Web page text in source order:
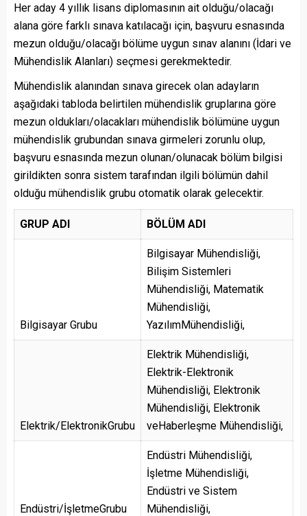
Her aday 4 yıllık lisans diplomasının ait olduğu/olacağı
alana göre farklı sınava katılacağı için, başvuru esnasında
mezun olduğu/olacağı bölüme uygun sınav alanını (İdari ve
Mühendislik Alanları) seçmesi gerekmektedir.
Mühendislik alanından sınava girecek olan adayların
aşağıdaki tabloda belirtilen mühendislik gruplarına göre
mezun oldukları/olacakları mühendislik bölümüne uygun
mühendislik grubundan sınava girmeleri zorunlu olup,
başvuru esnasında mezun olunan/olunacak bölüm bilgisi
girildikten sonra sistem tarafından ilgili bölümün dahil
olduğu mühendislik grubu otomatik olarak gelecektir.
GRUP ADI BÖLÜM ADI
Bilgisayar Grubu
Bilgisayar Mühendisliği,
Bilişim Sistemleri
Mühendisliği, Matematik
Mühendisliği,
YazılımMühendisliği,
Elektrik/ElektronikGrubu
Elektrik Mühendisliği,
Elektrik-Elektronik
Mühendisliği, Elektronik
Mühendisliği, Elektronik
veHaberleşme Mühendisliği,
Endüstri/İşletmeGrubu
Endüstri Mühendisliği,
İşletme Mühendisliği,
Endüstri ve Sistem
Mühendisliği,